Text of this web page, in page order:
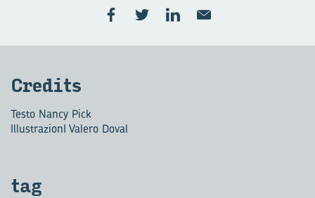
Cre­di­ts
Testo Nancy Pick
IllustrazionI Valero Doval
tag